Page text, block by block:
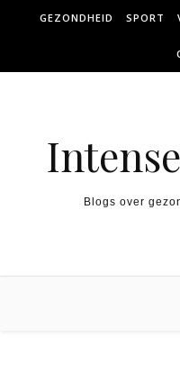
Skip to content
GEZONDHEID SPORT
Blogs over